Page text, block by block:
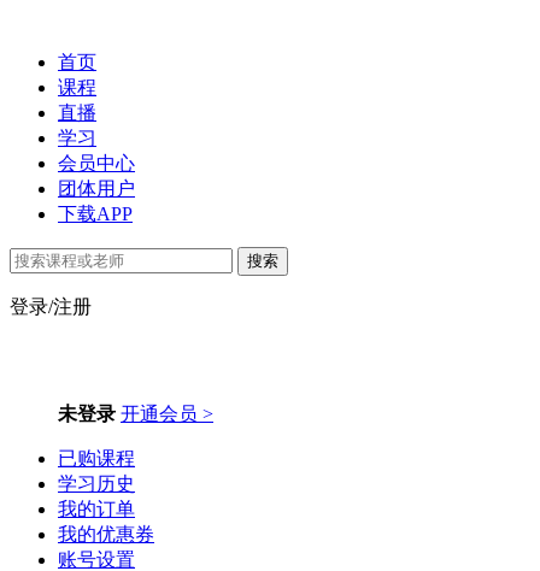
首页
课程
直播
学习
会员中心
团体用户
下载APP
搜索
登录/注册
未登录 开通会员 >
已购课程
学习历史
我的订单
我的优惠券
账号设置